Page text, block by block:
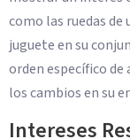
como las ruedas de
juguete en su
orden específico de
los cambios en su
Intereses